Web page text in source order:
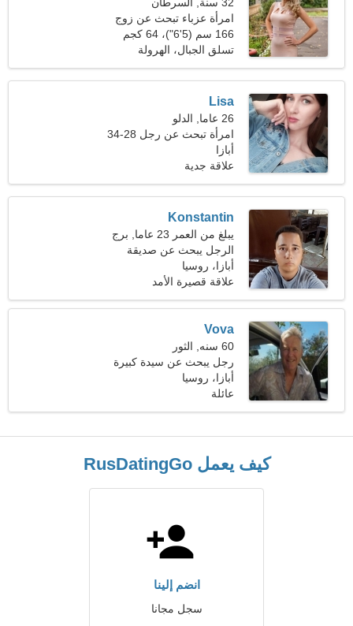
امرأة عزباء تبحث عن زوج
34-41
166 سم (5'6")، 64 كجم
(141 رطلا)
تسلق الجبال، الهرولة
Lisa
26 عاما, الدلو
امرأة تبحث عن رجل 28-34
أبازا
علاقة جدية
Konstantin
يبلغ من العمر 23 عاما, برج
الحمل
الرجل يبحث عن صديقة
أبازا، روسيا
علاقة قصيرة الأمد
Vova
60 سنه, الثور
رجل يبحث عن سيدة كبيرة
أبازا، روسيا
عائلة
كيف يعمل RusDatingGo
انضم إلينا
سجل مجانا